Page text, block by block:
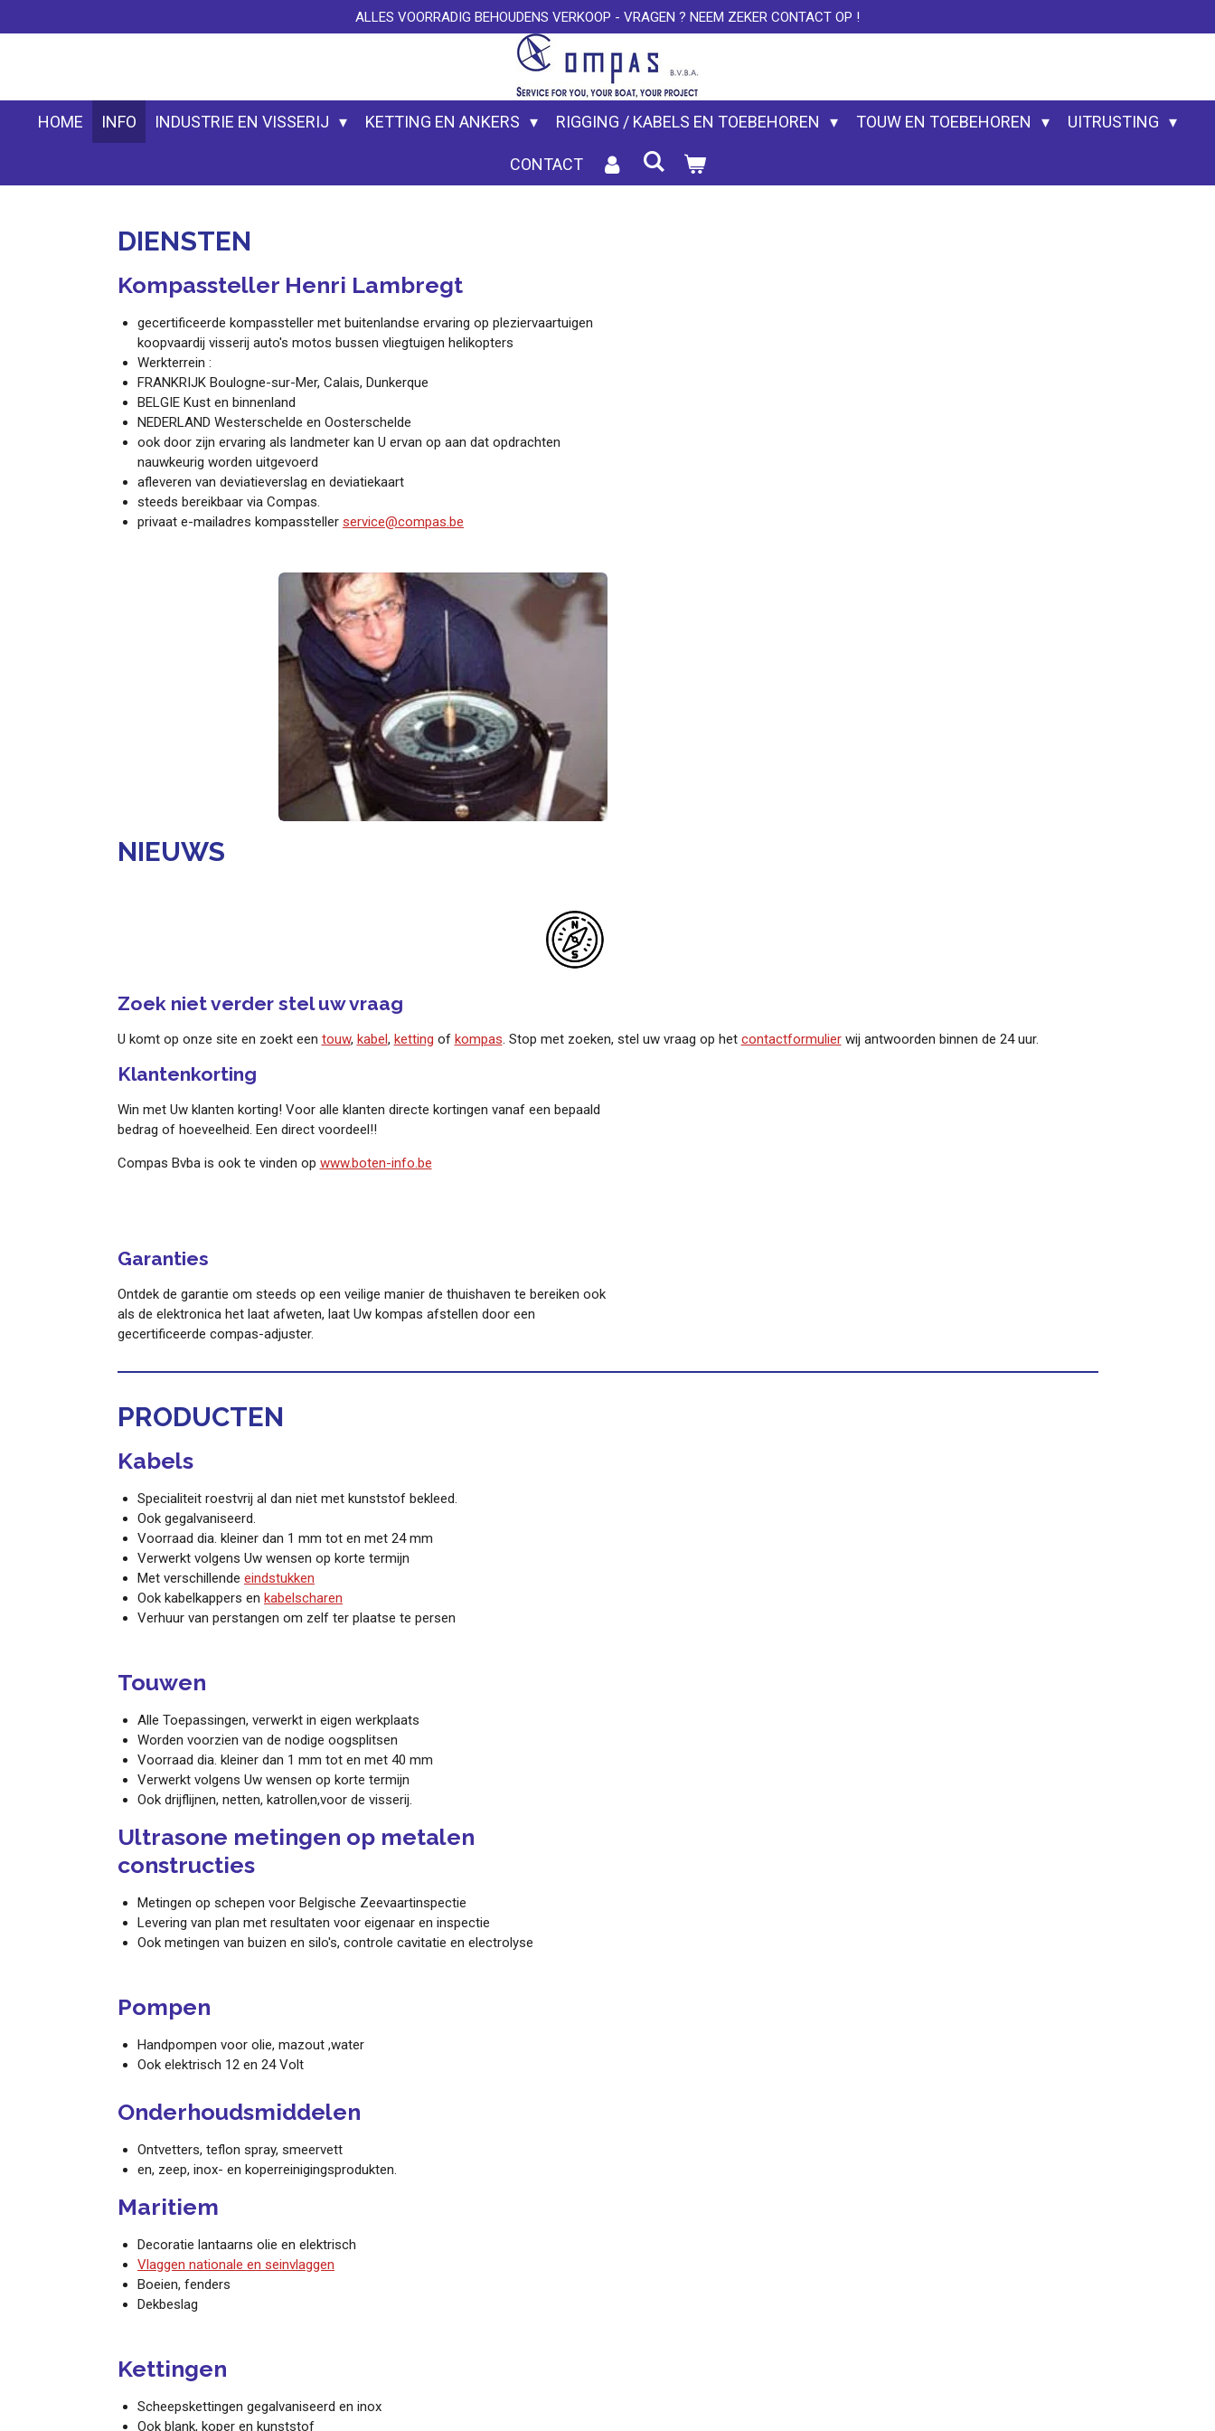
direct
hoofdinhoud
ALLES VOORRADIG BEHOUDENS VERKOOP - VRAGEN ? NEEM ZEKER CONTACT OP !
HOME INFO INDUSTRIE EN VISSERIJ KETTING EN ANKERS RIGGING / KABELS EN TOEBEHOREN TOUW EN TOEBEHOREN UITRUSTING
CONTACT
DIENSTEN
Kompassteller Henri Lambregt
gecertificeerde kompassteller met buitenlandse ervaring op pleziervaartuigen
koopvaardij visserij auto's motos bussen vliegtuigen helikopters
Werkterrein :
FRANKRIJK Boulogne-sur-Mer, Calais, Dunkerque
BELGIE Kust en binnenland
NEDERLAND Westerschelde en Oosterschelde
ook door zijn ervaring als landmeter kan U ervan op aan dat opdrachten
nauwkeurig worden uitgevoerd
afleveren van deviatieverslag en deviatiekaart
steeds bereikbaar via Compas.
privaat e-mailadres kompassteller service@compas.be
NIEUWS
Zoek niet verder stel uw vraag
U komt op onze site en zoekt een touw, kabel, ketting of kompas. Stop met zoeken, stel uw vraag op het contactformulierwij antwoorden binnen de 24 uur.
Klantenkorting
Win met Uw klanten korting! Voor alle klanten directe kortingen vanaf een bepaald
bedrag of hoeveelheid. Een direct voordeel!!
Compas Bvba is ook te vinden op www.boten-info.be
Garanties
Ontdek de garantie om steeds op een veilige manier de thuishaven te bereiken ook
als de elektronica het laat afweten, laat Uw kompas afstellen door een
gecertificeerde compas-adjuster.
PRODUCTEN
Kabels
Specialiteit roestvrij al dan niet met kunststof bekleed.
Ook gegalvaniseerd.
Voorraad dia. kleiner dan 1 mm tot en met 24 mm
Verwerkt volgens Uw wensen op korte termijn
Met verschillende eindstukken
Ook kabelkappers en kabelscharen
Verhuur van perstangen om zelf ter plaatse te persen
Touwen
Alle Toepassingen, verwerkt in eigen werkplaats
Worden voorzien van de nodige oogsplitsen
Voorraad dia. kleiner dan 1 mm tot en met 40 mm
Verwerkt volgens Uw wensen op korte termijn
Ook drijflijnen, netten, katrollen,voor de visserij.
Ultrasone metingen op metalen
constructies
Metingen op schepen voor Belgische Zeevaartinspectie
Levering van plan met resultaten voor eigenaar en inspectie
Ook metingen van buizen en silo's, controle cavitatie en electrolyse
Pompen
Handpompen voor olie, mazout ,water
Ook elektrisch 12 en 24 Volt
Onderhoudsmiddelen
Ontvetters, teflon spray, smeervett
en, zeep, inox- en koperreinigingsprodukten.
Maritiem
Decoratie lantaarns olie en elektrisch
Vlaggen nationale en seinvlaggen
Boeien, fenders
Dekbeslag
Kettingen
Scheepskettingen gegalvaniseerd en inox
Ook blank, koper en kunststof